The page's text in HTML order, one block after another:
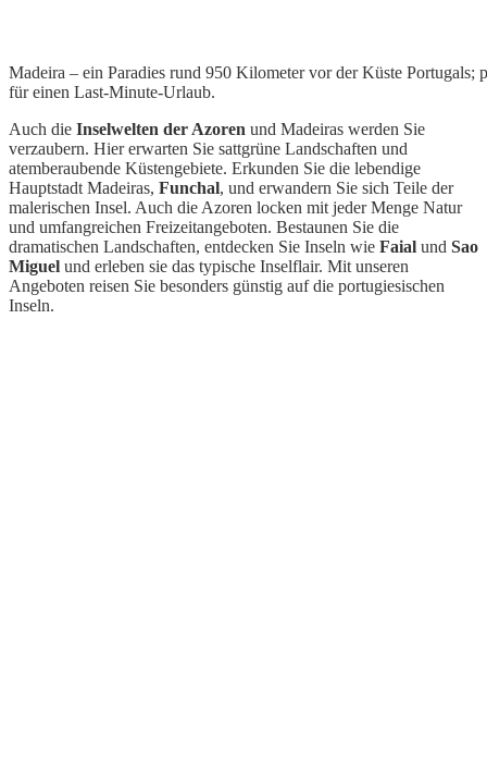
Madeira – ein Paradies rund 950 Kilometer vor der Küste Portugals;
für einen Last-Minute-Urlaub.
Auch die Inselwelten der Azoren und Madeiras werden Sie
verzaubern. Hier erwarten Sie sattgrüne Landschaften und
atemberaubende Küstengebiete. Erkunden Sie die lebendige
Hauptstadt Madeiras, Funchal, und erwandern Sie sich Teile der
malerischen Insel. Auch die Azoren locken mit jeder Menge Natur
und umfangreichen Freizeitangeboten. Bestaunen Sie die
dramatischen Landschaften, entdecken Sie Inseln wie Faial und Sao
Miguel und erleben sie das typische Inselflair. Mit unseren
Angeboten reisen Sie besonders günstig auf die portugiesischen
Inseln.